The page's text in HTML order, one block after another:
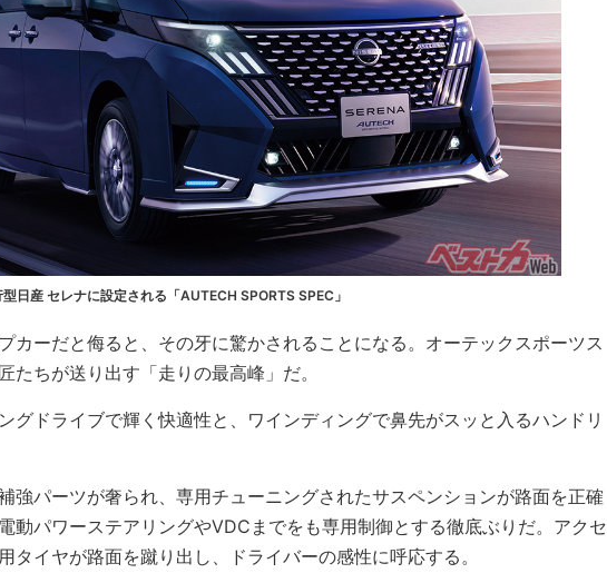
日産 セレナに設定される「AUTECH SPORTS SPEC」
カーだと侮ると、その牙に驚かされることになる。オーテックスポーツス
たちが送り出す「走りの最高峰」だ。
グドライブで輝く快適性と、ワインディングで鼻先がスッと入るハンドリ
強パーツが奢られ、専用チューニングされたサスペンションが路面を正確
動パワーステアリングやVDCまでをも専用制御とする徹底ぶりだ。アクセ
タイヤが路面を蹴り出し、ドライバーの感性に呼応する。